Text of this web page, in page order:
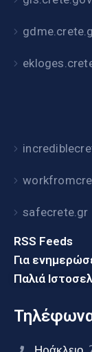
safecrete.gr
RSS Feeds
Για
Παλιά